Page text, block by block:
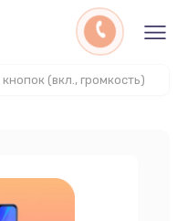
(вкл., громкость)